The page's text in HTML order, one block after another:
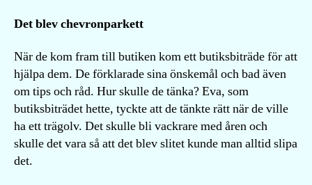
Det blev chevronparkett
När de kom fram till butiken kom ett butiksbiträde för att
hjälpa dem. De förklarade sina önskemål och bad även
om tips och råd. Hur skulle de tänka? Eva, som
butiksbiträdet hette, tyckte att de tänkte rätt när de ville
ha ett trägolv. Det skulle bli vackrare med åren och
skulle det vara så att det blev slitet kunde man alltid slipa
det.